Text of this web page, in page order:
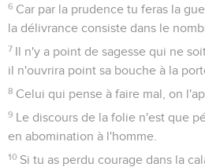
6 Car par la prudence tu feras la
la délivrance consiste dans le
7 Il n'y a point de sagesse qui ne
il n'ouvrira point sa bouche à la
8 Celui qui pense à faire mal, on
9 Le discours de la folie n'est que
en abomination à l'homme.
10 Si tu as perdu courage dans la